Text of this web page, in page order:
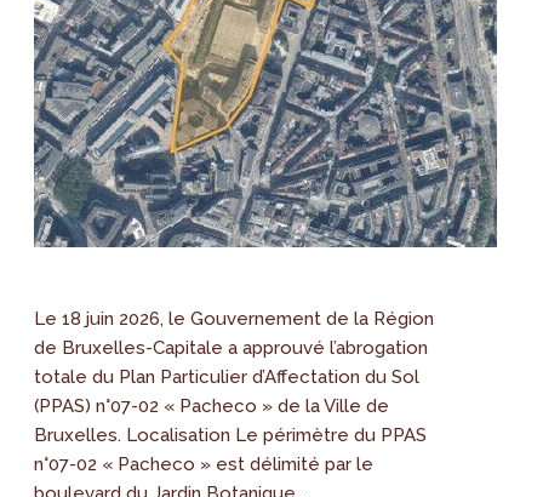
Le 18 juin 2026, le Gouvernement de la Région
de Bruxelles-Capitale a approuvé l’abrogation
totale du Plan Particulier d’Affectation du Sol
(PPAS) n°07-02 « Pacheco » de la Ville de
Bruxelles. Localisation Le périmètre du PPAS
n°07-02 « Pacheco » est délimité par le